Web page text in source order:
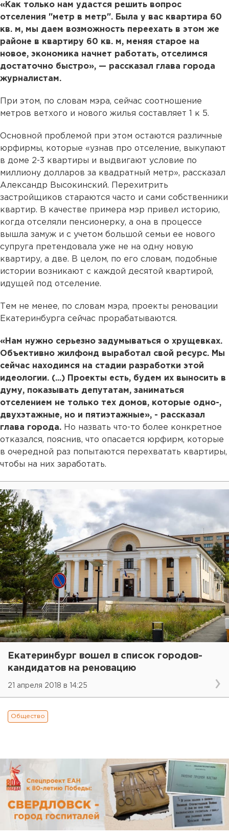
«Как только нам удастся решить вопрос
отселения "метр в метр". Была у вас квартира 60
кв. м, мы даем возможность переехать в этом же
районе в квартиру 60 кв. м, меняя старое на
новое, экономика начнет работать, отселимся
достаточно быстро», — рассказал глава города
журналистам.
При этом, по словам мэра, сейчас соотношение
метров ветхого и нового жилья составляет 1 к 5.
Основной проблемой при этом остаются различные
юрфирмы, которые «узнав про отселение, выкупают
в доме 2-3 квартиры и выдвигают условие по
миллиону долларов за квадратный метр», рассказал
Александр Высокинский. Перехитрить
застройщиков стараются часто и сами собственники
квартир. В качестве примера мэр привел историю,
когда отселяли пенсионерку, а она в процессе
вышла замуж и с учетом большой семьи ее нового
супруга претендовала уже не на одну новую
квартиру, а две. В целом, по его словам, подобные
истории возникают с каждой десятой квартирой,
идущей под отселение.
Тем не менее, по словам мэра, проекты реновации
Екатеринбурга сейчас прорабатываются.
«Нам нужно серьезно задумываться о хрущевках.
Объективно жилфонд выработал свой ресурс. Мы
сейчас находимся на стадии разработки этой
идеологии. (...) Проекты есть, будем их выносить в
думу, показывать депутатам, заниматься
отселением не только тех домов, которые одно-,
двухэтажные, но и пятиэтажные», - рассказал
глава города. Но назвать что-то более конкретное
отказался, пояснив, что опасается юрфирм, которые
в очередной раз попытаются перехватать квартиры,
чтобы на них заработать.
Екатеринбург вошел в список городов-
кандидатов на реновацию
21 апреля 2018 в 14:25
Общество